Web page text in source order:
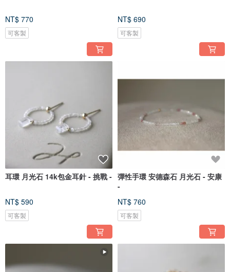
NT$ 770
可客製
NT$ 690
可客製
耳環 月光石 14k包金耳針 - 挑戰 -
NT$ 590
可客製
彈性手環 安德森石 月光石 - 安康
-
NT$ 760
可客製